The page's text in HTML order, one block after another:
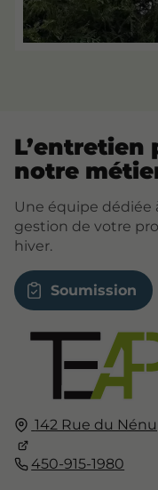
142 Rue du
450-915-1980
L’entretien
notre
Une équipe dédiée
gestion de votre
hiver.
Soumission